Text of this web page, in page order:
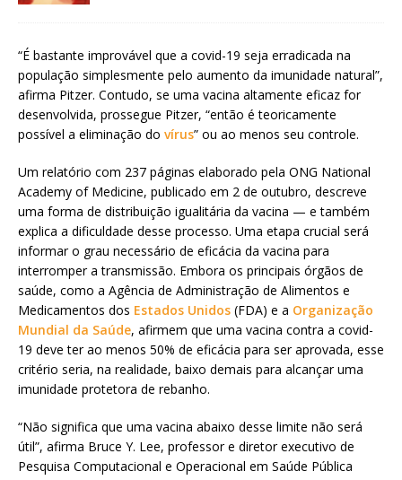
“É bastante improvável que a covid-19 seja erradicada na
população simplesmente pelo aumento da imunidade natural”,
afirma Pitzer. Contudo, se uma vacina altamente eficaz for
desenvolvida, prossegue Pitzer, “então é teoricamente
possível a eliminação do vírus” ou ao menos seu controle.
Um relatório com 237 páginas elaborado pela ONG National
Academy of Medicine, publicado em 2 de outubro, descreve
uma forma de distribuição igualitária da vacina — e também
explica a dificuldade desse processo. Uma etapa crucial será
informar o grau necessário de eficácia da vacina para
interromper a transmissão. Embora os principais órgãos de
saúde, como a Agência de Administração de Alimentos e
Medicamentos dos Estados Unidos (FDA) e a Organização
Mundial da Saúde, afirmem que uma vacina contra a covid-
19 deve ter ao menos 50% de eficácia para ser aprovada, esse
critério seria, na realidade, baixo demais para alcançar uma
imunidade protetora de rebanho.
“Não significa que uma vacina abaixo desse limite não será
útil”, afirma Bruce Y. Lee, professor e diretor executivo de
Pesquisa Computacional e Operacional em Saúde Pública